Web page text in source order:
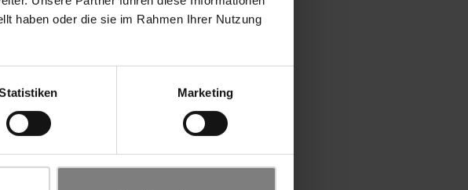
haben oder die sie im Rahmen Ihrer Nutzung
Marketing